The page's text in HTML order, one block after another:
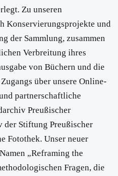
Zu unseren
Konservierungsprojekte und
der Sammlung, zusammen
Verbreitung ihres
von Büchern und die
über unsere Online-
partnerschaftliche
Preußischer
Stiftung Preußischer
Fotothek. Unser neuer
„Reframing the
Fragen, die